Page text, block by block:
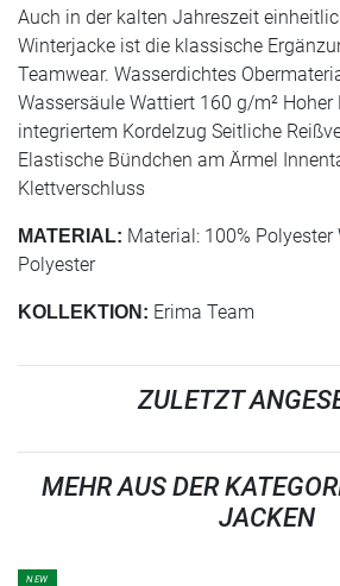
Auch in der kalten Jahreszeit
Winterjacke ist die klassische
Teamwear. Wasserdichtes
Wassersäule Wattiert 160 g/m²
integriertem Kordelzug Seitliche
Elastische Bündchen am Ärmel
Klettverschluss
MATERIAL: Material: 100% Polyester
Polyester
KOLLEKTION: Erima Team
ZULETZT
MEHR AUS DER
JACKEN
NEW